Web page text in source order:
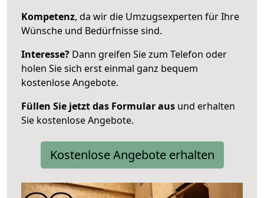
Kompetenz, da wir die Umzugsexperten für Ihre
Wünsche und Bedürfnisse sind.
Interesse? Dann greifen Sie zum Telefon oder
holen Sie sich erst einmal ganz bequem
kostenlose Angebote.
Füllen Sie jetzt das Formular aus und erhalten
Sie kostenlose Angebote.
Kostenlose Angebote erhalten